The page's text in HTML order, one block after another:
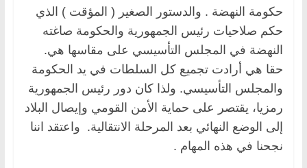
حكومة النهضة . والدستور الصغير ( المؤقت ) الذي
حكم صلاحيات رئيس الجمهورية والحكومة صاغته
النهضة في المجلس التأسيسي على مقاسها هي.
حقا هي أرادت تجميع كل السلطات في يد الحكومة
والمجلس التأسيسي. ولذا كان دور رئيس الجمهورية
رمزيا، يقتصر على حماية الأمن القومي وإيصال البلاد
إلى الوضع النهائي بعد المرحلة الانتقالية. واعتقد اننا
نجحنا في هذه المهام .